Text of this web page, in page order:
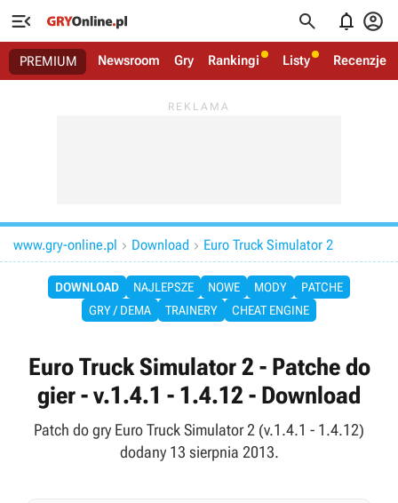
   
PREMIUM Newsroom Gry Rankingi Listy Recenzje
www.gry-online.pl  Download  Euro Truck Simulator 2
DOWNLOAD NAJLEPSZE NOWE MODY
PATCHE
GRY / DEMA
TRAINERY CHEAT ENGINE
Euro Truck Simulator 2 - Patche do
gier - v.1.4.1 - 1.4.12 - Download
Patch do gry Euro Truck Simulator 2 (v.1.4.1 - 1.4.12)
dodany 13 sierpnia 2013.